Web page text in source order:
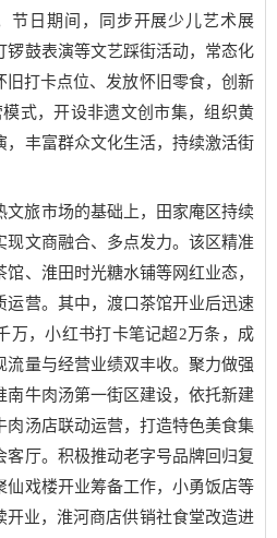
节日期间，同步开展少儿艺术展
锣鼓表演等文艺踩街活动，常态化
旧打卡点位、发放怀旧零食，创新
式，开设非遗文创市集，组织黄
，丰富群众文化生活，持续激活街
文旅市场的基础上，田家庵区持续
现文商融合、多点发力。该区精准
、淮田时光糖水铺等网红业态，
运营。其中，渡口茶馆开业后迅速
万，小红书打卡笔记超2万条，成
流量与经营业绩双丰收。聚力做强
南牛肉汤第一街区建设，依托新建
肉汤店联动运营，打造特色美食集
厅。积极推动老字号品牌回归复
仙戏楼开业筹备工作，小勇饭店等
开业，淮河商店供销社食堂改造进